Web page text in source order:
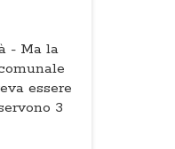
- Ma la
essere
3